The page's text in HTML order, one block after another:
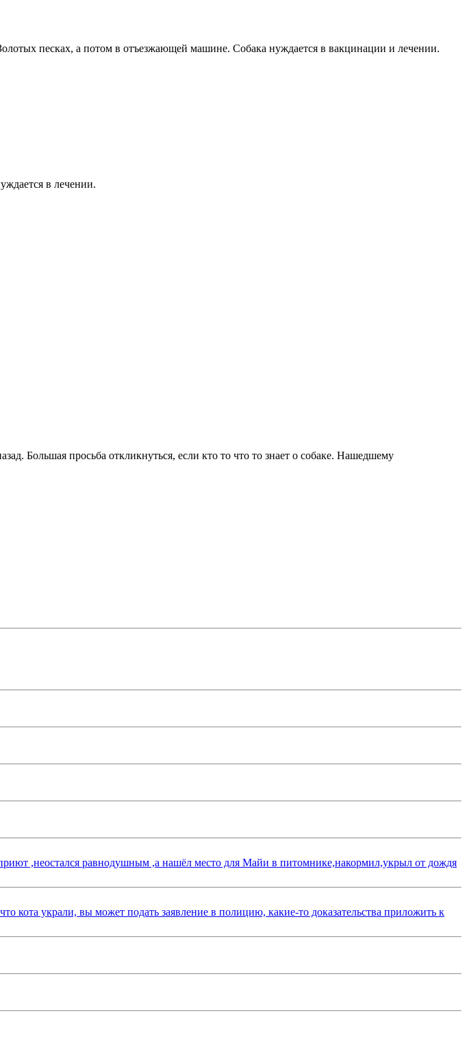
песках, а потом в отъезжающей машине. Собака нуждается в вакцинации и лечении.
в лечении.
Большая просьба откликнуться, если кто то что то знает о собаке. Нашедшему
,неостался равнодушным ,а нашёл место для Майи в питомнике,накормил,укрыл от дождя
украли, вы может подать заявление в полицию, какие-то доказательства приложить к